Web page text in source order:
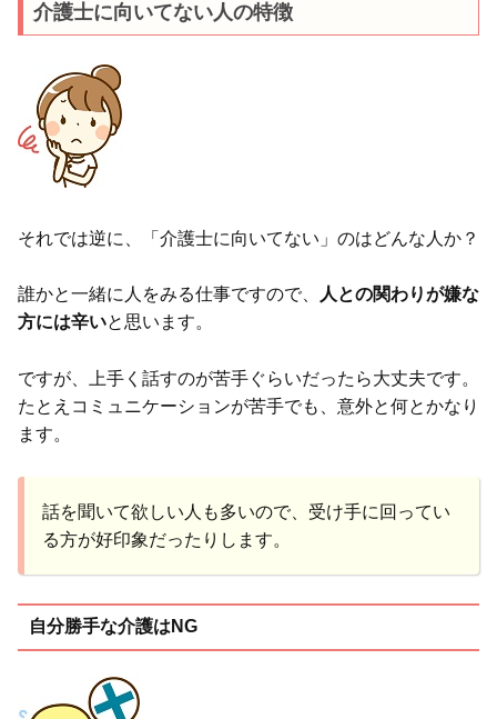
介護士に向いてない人の特徴
それでは逆に、「介護士に向いてない」のはどんな人か？
誰かと一緒に人をみる仕事ですので、
人との関わりが嫌な
方には辛いと思います。
ですが、上手く話すのが苦手ぐらいだったら大丈夫です。
たとえコミュニケーションが苦手でも、意外と何とかなり
ます。
話を聞いて欲しい人も多いので、受け手に回ってい
る方が好印象だったりします。
自分勝手な介護はNG